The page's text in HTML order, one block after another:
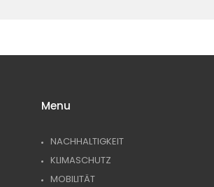
Menu
NACHHALTIGKEIT
KLIMASCHUTZ
MOBILITÄT